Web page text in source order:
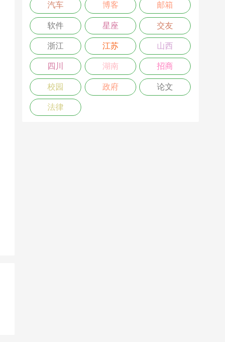
汽车 博客 邮箱
软件 星座 交友
浙江 江苏 山西
四川 湖南 招商
校园 政府 论文
法律